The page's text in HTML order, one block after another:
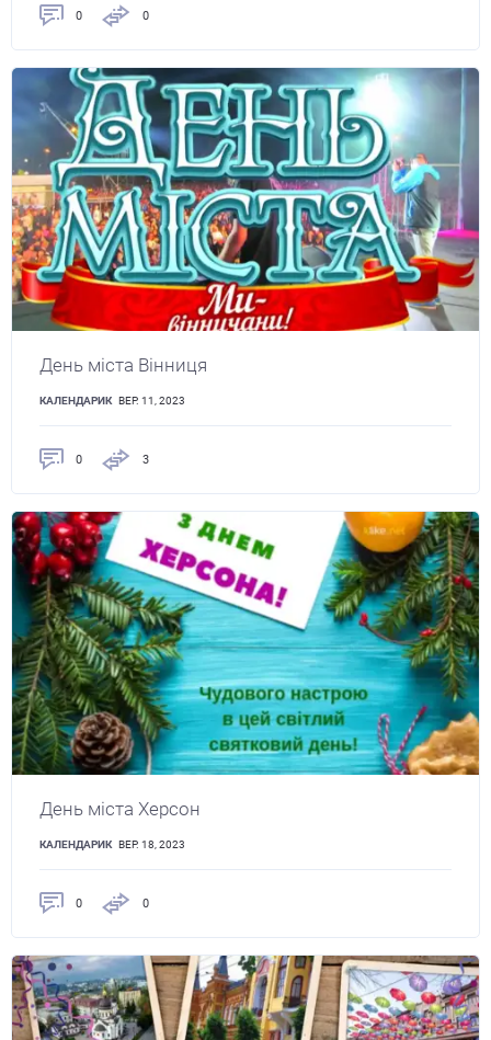
0 0
День міста Вінниця
КАЛЕНДАРИК ВЕР. 11, 2023
0 3
День міста Херсон
КАЛЕНДАРИК ВЕР. 18, 2023
0 0